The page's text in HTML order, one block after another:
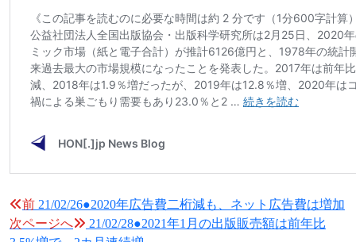
投
稿
前 21/02/26●2020年広告費二桁減も、ネット広告費は増加
次ページへ
21/02/28●2021年1月の出版販売額は前年比